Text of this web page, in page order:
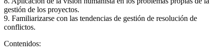
gestión de los proyectos.
9. Familiarizarse con las tendencias de gestión de resolución de
conflictos.
Contenidos: